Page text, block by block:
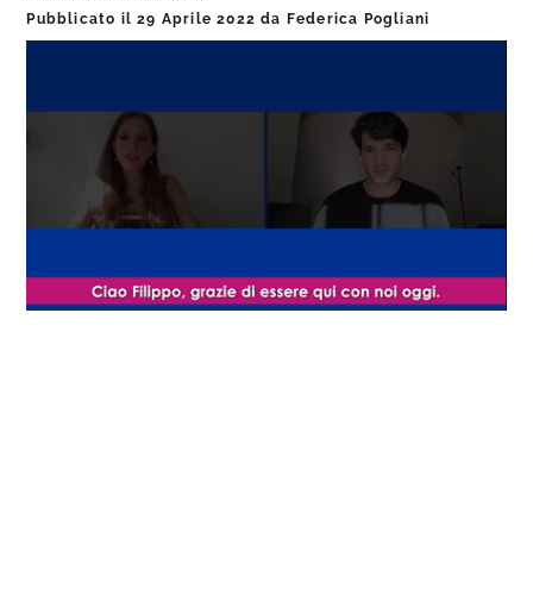
Pubblicato il29 Aprile 2022 da Federica Pogliani
Unmute
Loaded:
0%
Progress:
0%